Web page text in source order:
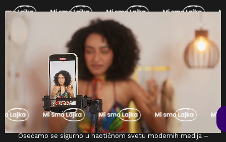
Osećamo se sigurno u haotičnom svetu modernih medija –